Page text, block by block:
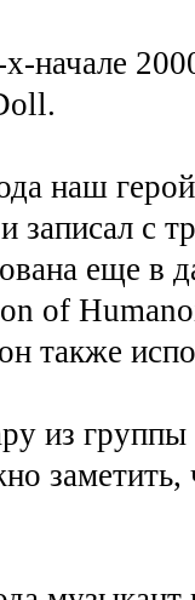
начале
наш
записал с
еще в
of
также
из группы
заметить,